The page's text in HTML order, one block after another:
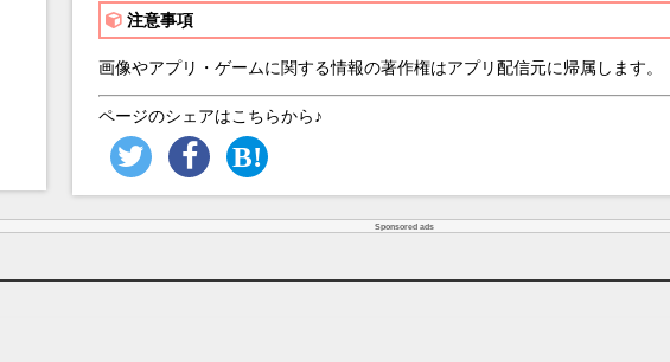
注意事項
画像やアプリ・ゲームに関する情報の著作権はアプリ配信元に帰属します。
ページのシェアはこちらから♪
Sponsored ads